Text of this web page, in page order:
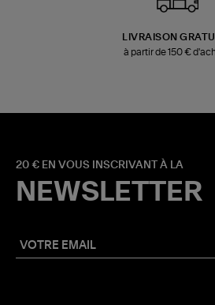
LIVRAISON
à partir de 150 €
20 € EN VOUS INSCRIVANT À LA
NEWSLETTER